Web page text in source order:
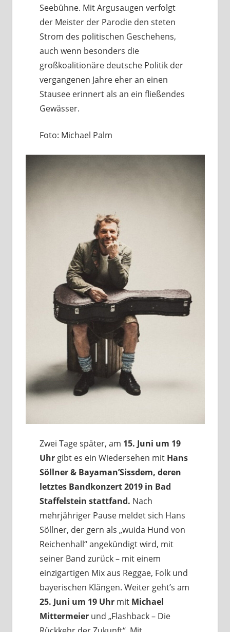
Seebühne. Mit Argusaugen verfolgt
der Meister der Parodie den steten
Strom des politischen Geschehens,
auch wenn besonders die
großkoalitionäre deutsche Politik der
vergangenen Jahre eher an einen
Stausee erinnert als an ein fließendes
Gewässer.
Foto: Michael Palm
Zwei Tage später, am 15. Juni um 19
Uhr gibt es ein Wiedersehen mit Hans
Söllner & Bayaman’Sissdem, deren
letztes Bandkonzert 2019 in Bad
Staffelstein stattfand. Nach
mehrjähriger Pause meldet sich Hans
Söllner, der gern als „wuida Hund von
Reichenhall“ angekündigt wird, mit
seiner Band zurück – mit einem
einzigartigen Mix aus Reggae, Folk und
bayerischen Klängen. Weiter geht’s am
25. Juni um 19 Uhr mit Michael
Mittermeier und „Flashback – Die